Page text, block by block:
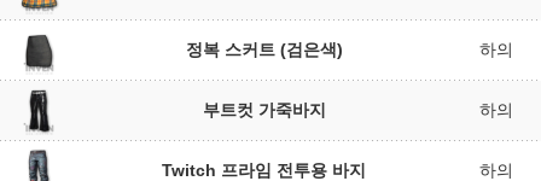
정복 스커트 (검은색) 하의
부트컷 가죽바지 하의
Twitch 프라임 전투용 바지 하의